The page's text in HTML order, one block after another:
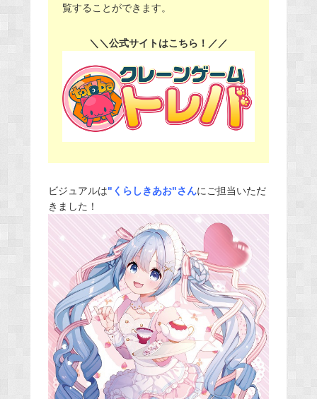
覧することができます。
＼＼公式サイトはこちら！／／
ビジュアルは"くらしきあお"さんにご担当いただ
きました！